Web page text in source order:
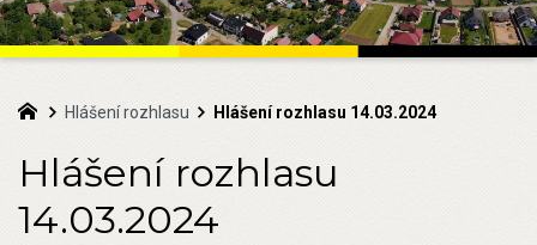
Hlášení rozhlasu Hlášení rozhlasu 14.03.2024
Hlášení rozhlasu
14.03.2024